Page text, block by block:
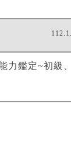
力鑑定~初級